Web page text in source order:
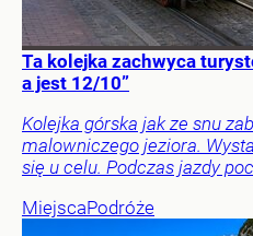
Ta kolejka zachwyca
a jest 12/10”
Kolejka górska jak ze snu
malowniczego jeziora.
się u celu. Podczas jazdy
MiejscaPodróże